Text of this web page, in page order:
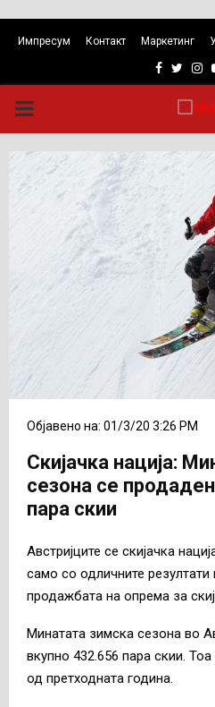
Импресум Контакт Маркетинг
Facebook
PRIMARY
MENU
Објавено на: 01/3/20 3:26 PM
Скијачка нација:
сезона се
пара скии
Австријците се скијачка
само со одличните резултати
продажбата на опрема за
Минатата зимска сезона во
вкупно 432.656 пара скии.
од претходната година.